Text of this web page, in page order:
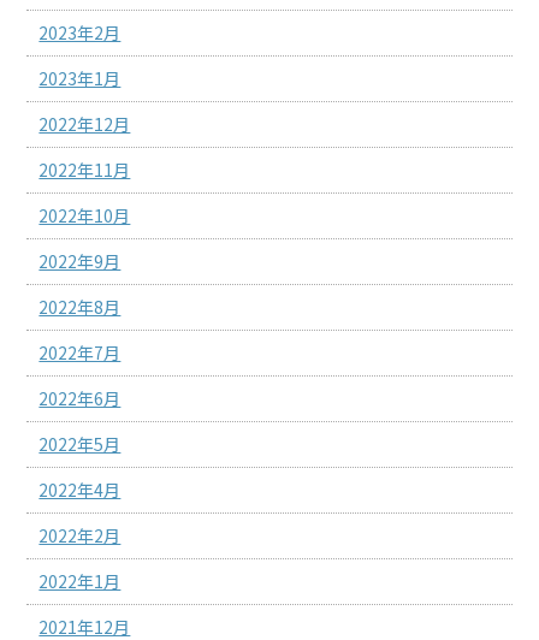
2023年2月
2023年1月
2022年12月
2022年11月
2022年10月
2022年9月
2022年8月
2022年7月
2022年6月
2022年5月
2022年4月
2022年2月
2022年1月
2021年12月